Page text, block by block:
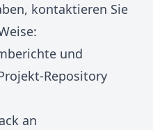
kontaktieren Sie
und
Repository
an